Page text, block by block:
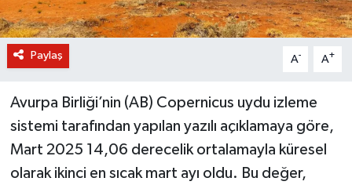
Paylaş A- A+
Avurpa Birliği’nin (AB) Copernicus uydu izleme
sistemi tarafından yapılan yazılı açıklamaya göre,
Mart 2025 14,06 derecelik ortalamayla küresel
olarak ikinci en sıcak mart ayı oldu. Bu değer,